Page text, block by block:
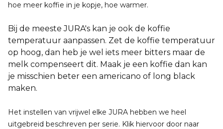
hoe meer koffie in je kopje, hoe warmer.
Bij de meeste JURA's kan je ook de koffie
temperatuur aanpassen. Zet de koffie temperatuur
op hoog, dan heb je wel iets meer bitters maar de
melk compenseert dit. Maak je een koffie dan kan
je misschien beter een americano of long black
maken.
Het instellen van vrijwel elke JURA hebben we heel
uitgebreid beschreven per serie. Klik hiervoor door naar